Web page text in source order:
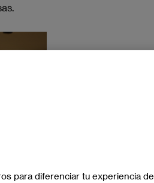
para diferenciar tu experiencia de